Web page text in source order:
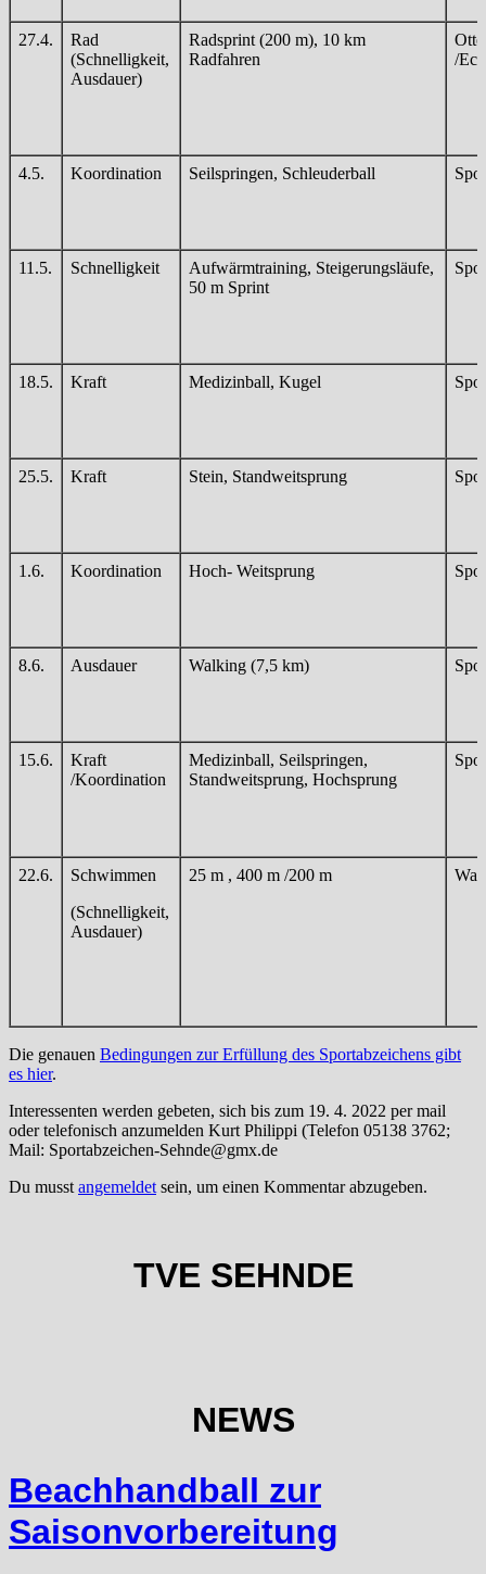
27.4.
Rad
(Schnelligkeit,
Ausdauer)
Radsprint (200 m), 10 km
Radfahren
/
4.5. Koordination Seilspringen, Schleuderball
11.5. Schnelligkeit
Aufwärmtraining, Steigerungsläufe,
50 m Sprint
18.5. Kraft Medizinball, Kugel
25.5. Kraft Stein, Standweitsprung
1.6. Koordination Hoch- Weitsprung
8.6. Ausdauer Walking (7,5 km)
15.6.
Kraft
/Koordination
Medizinball, Seilspringen,
Standweitsprung, Hochsprung
22.6.
Schwimmen
(Schnelligkeit,
Ausdauer)
25 m , 400 m /200 m
Die genauen Bedingungen zur Erfüllung des Sportabzeichens gibt
es hier.
Interessenten werden gebeten, sich bis zum 19. 4. 2022 per mail
oder telefonisch anzumelden Kurt Philippi (Telefon 05138 3762;
Mail: Sportabzeichen-Sehnde@gmx.de
Du musst angemeldet sein, um einen Kommentar abzugeben.
TVE SEHNDE
NEWS
Beachhandball zur
Saisonvorbereitung